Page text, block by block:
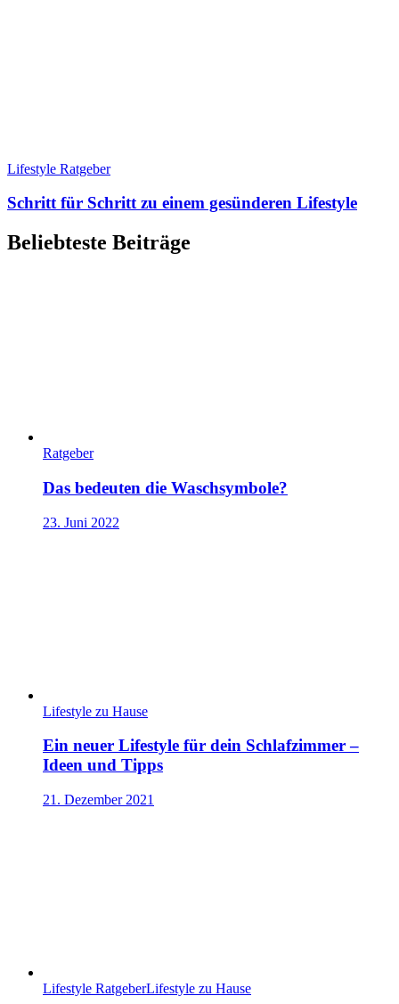
Lifestyle Ratgeber
Schritt für Schritt zu einem gesünderen Lifestyle
Beliebteste Beiträge
Ratgeber
Das bedeuten die Waschsymbole?
23. Juni 2022
Lifestyle zu Hause
Ein neuer Lifestyle für dein Schlafzimmer –
Ideen und Tipps
21. Dezember 2021
Lifestyle RatgeberLifestyle zu Hause